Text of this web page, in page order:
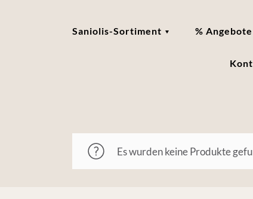
Saniolis-Sortiment % Angebote
Es wurden keine Produkte